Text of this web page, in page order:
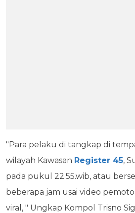
"Para pelaku di tangkap di
wilayah Kawasan Register 45,
pada pukul 22.55.wib, atau
beberapa jam usai video
viral, " Ungkap Kompol Trisno